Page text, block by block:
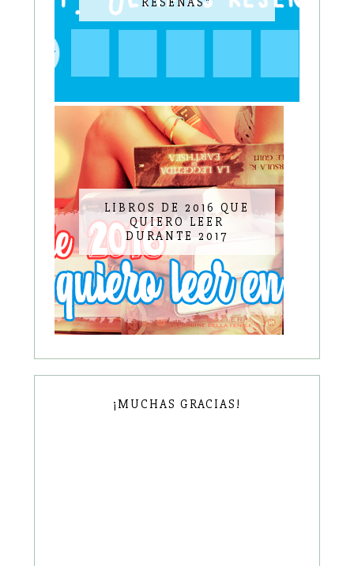
LIBROS DE 2016 QUE
QUIERO LEER
DURANTE 2017
¡MUCHAS GRACIAS!